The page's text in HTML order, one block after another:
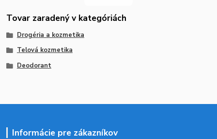
Tovar zaradený v kategóriách
Drogéria a kozmetika
Telová kozmetika
Deodorant
Informácie pre zákazníkov